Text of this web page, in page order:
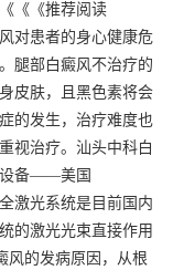
《《推荐阅读
对患者的身心健康危
腿部白癜风不治疗的
皮肤，且黑色素将会
的发生，治疗难度也
视治疗。汕头中科白
设备——美国
激光系统是目前国内
的激光光束直接作用
风的发病原因，从根